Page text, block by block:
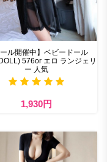
ール開催中】ベビードール
576or エロ ランジェリ
ー 人気
1,930円